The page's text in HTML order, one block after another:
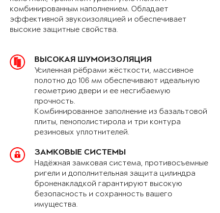
комбинированным наполнением. Обладает
эффективной звукоизоляцией и обеспечивает
высокие защитные свойства.
ВЫСОКАЯ ШУМОИЗОЛЯЦИЯ
Усиленная рёбрами жёсткости, массивное
полотно до 106 мм обеспечивают идеальную
геометрию двери и ее несгибаемую
прочность.
Комбинированное заполнение из базальтовой
плиты, пенополистирола и три контура
резиновых уплотнителей.
ЗАМКОВЫЕ СИСТЕМЫ
Надёжная замковая система, противосъемные
ригели и дополнительная защита цилиндра
броненакладкой гарантируют высокую
безопасность и сохранность вашего
имущества.